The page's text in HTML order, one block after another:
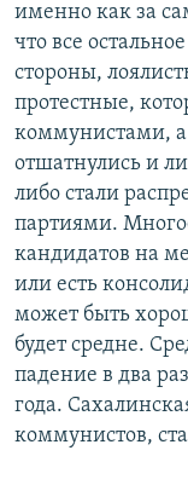
именно как за
что все
стороны,
протестные,
коммунистами, а
отшатнулись и
либо стали
партиями.
кандидатов на
или есть
может быть
будет средне.
падение в два
года.
коммунистов,